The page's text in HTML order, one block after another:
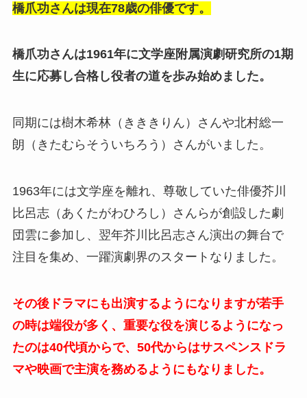
橋爪功さんは現在78歳の俳優です。
橋爪功さんは1961年に文学座附属演劇研究所の1期
生に応募し合格し役者の道を歩み始めました。
同期には樹木希林（きききりん）さんや北村総一
朗（きたむらそういちろう）さんがいました。
1963年には文学座を離れ、尊敬していた俳優芥川
比呂志（あくたがわひろし）さんらが創設した劇
団雲に参加し、翌年芥川比呂志さん演出の舞台で
注目を集め、一躍演劇界のスタートなりました。
その後ドラマにも出演するようになりますが若手
の時は端役が多く、重要な役を演じるようになっ
たのは40代頃からで、50代からはサスペンスドラ
マや映画で主演を務めるようにもなりました。